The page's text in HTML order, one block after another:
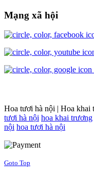
Mạng xã hội
Hoa tươi hà nội | Hoa khai
tươi hà nội hoa khai trương
nội hoa tươi hà nội
Goto Top